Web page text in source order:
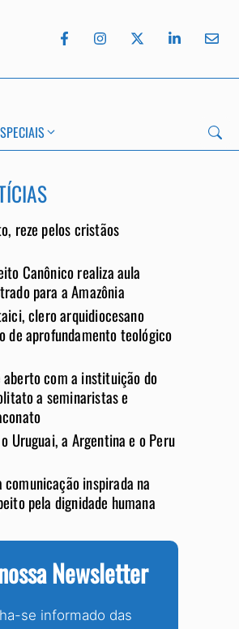
reze pelos cristãos
Canônico realiza aula
para a Amazônia
clero arquidiocesano
de aprofundamento teológico
aberto com a instituição do
a seminaristas e
Uruguai, a Argentina e o Peru
comunicação inspirada na
pela dignidade humana
Newsletter
se informado das